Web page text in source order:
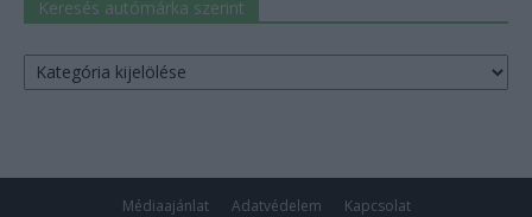
Keresés autómárka szerint
Keresés
autómárka
Médiaajánlat Adatvédelem Kapcsolat